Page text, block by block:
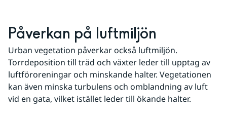
Påverkan på luftmiljön
Urban vegetation påverkar också luftmiljön.
Torrdeposition till träd och växter leder till upptag av
luftföroreningar och minskande halter. Vegetationen
kan även minska turbulens och omblandning av luft
vid en gata, vilket istället leder till ökande halter.